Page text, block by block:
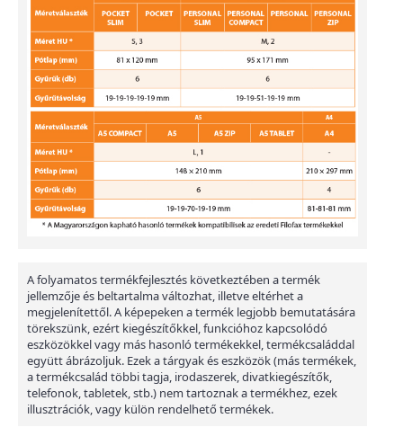
A folyamatos termékfejlesztés következtében a termék
jellemzője és beltartalma változhat, illetve eltérhet a
megjelenítettől. A képepeken a termék legjobb bemutatására
törekszünk, ezért kiegészítőkkel, funkcióhoz kapcsolódó
eszközökkel vagy más hasonló termékekkel, termékcsaláddal
együtt ábrázoljuk. Ezek a tárgyak és eszközök (más termékek,
a termékcsalád többi tagja, irodaszerek, divatkiegészítők,
telefonok, tabletek, stb.) nem tartoznak a termékhez, ezek
illusztrációk, vagy külön rendelhető termékek.